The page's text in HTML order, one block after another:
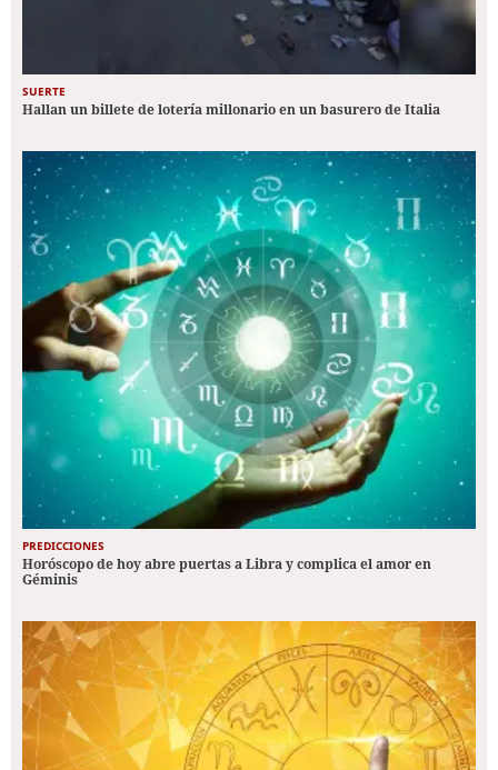
SUERTE
Hallan un billete de lotería millonario en un basurero de Italia
PREDICCIONES
Horóscopo de hoy abre puertas a Libra y complica el amor en
Géminis